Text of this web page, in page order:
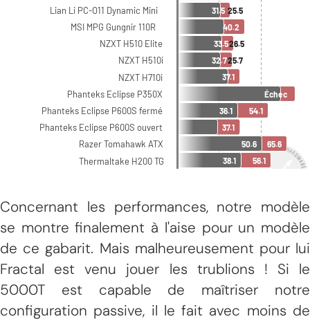
Concernant les performances, notre modèle
se montre finalement à l'aise pour un modèle
de ce gabarit. Mais malheureusement pour lui
Fractal est venu jouer les trublions ! Si le
5000T est capable de maîtriser notre
configuration passive, il le fait avec moins de